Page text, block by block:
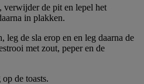
verwijder de pit en lepel het
in plakken.
leg de sla erop en en leg daarna de
met zout, peper en de
de toasts.